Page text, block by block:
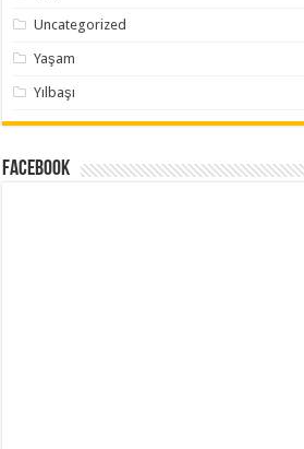
Uncategorized
Yaşam
Yılbaşı
Facebook